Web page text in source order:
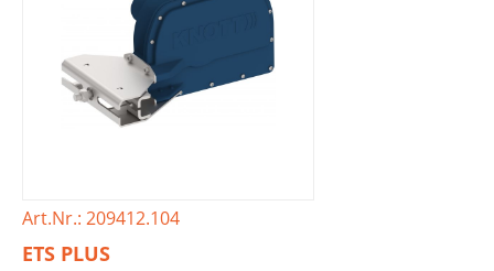
Art.Nr.: 209412.104
ETS PLUS